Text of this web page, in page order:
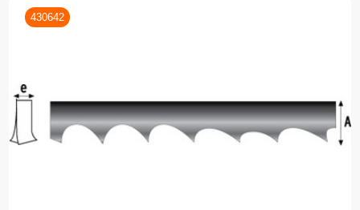
430642